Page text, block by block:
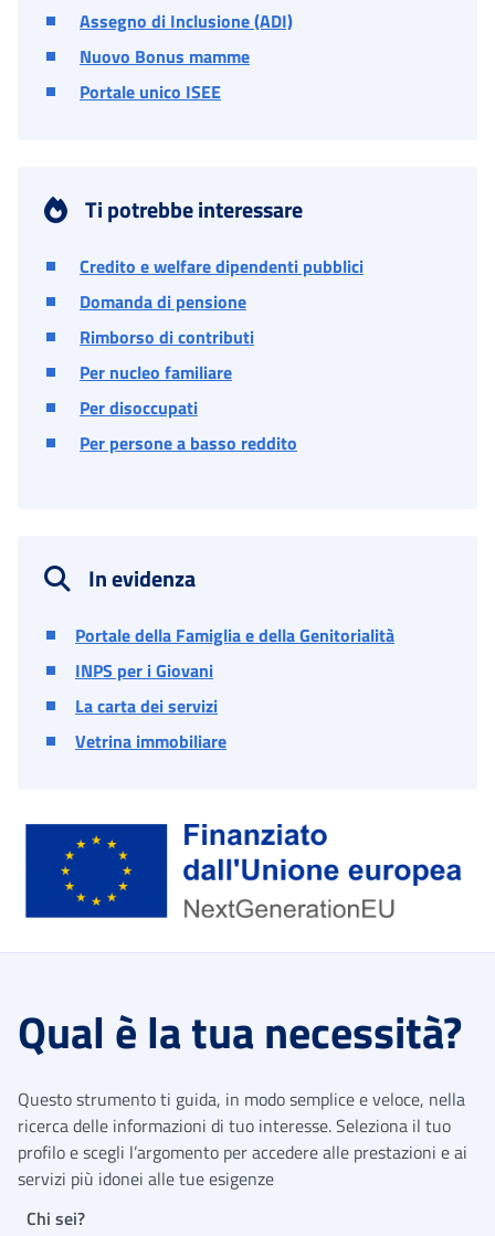
Assegno di Inclusione (ADI)
Nuovo Bonus mamme
Portale unico ISEE
Ti potrebbe interessare
Credito e welfare dipendenti pubblici
Domanda di pensione
Rimborso di contributi
Per nucleo familiare
Per disoccupati
Per persone a basso reddito
In evidenza
Portale della Famiglia e della Genitorialità
INPS per i Giovani
La carta dei servizi
Vetrina immobiliare
Qual è la tua necessità?
Questo strumento ti guida, in modo semplice e veloce, nella
ricerca delle informazioni di tuo interesse. Seleziona il tuo
profilo e scegli l’argomento per accedere alle prestazioni e ai
servizi più idonei alle tue esigenze
Chi sei?